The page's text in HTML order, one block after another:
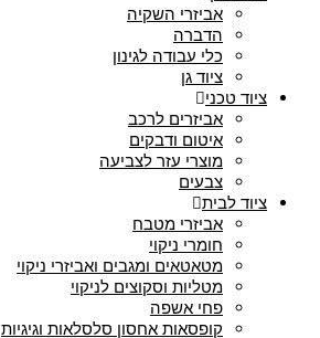
אביזרי השקיה
הדברה
כלי עבודה לגינון
ציוד גן
ציוד טכני
אביזרים לרכב
איטום ודבקים
מוצרי עזר לצביעה
צבעים
ציוד לבית
אביזרי מטבח
חומרי ניקוי
מטאטאים ומגבים ואביזרי ניקוי
מטליות וסקוצים לניקוי
פחי אשפה
קופסאות אחסון סלסלאות וגיגיות